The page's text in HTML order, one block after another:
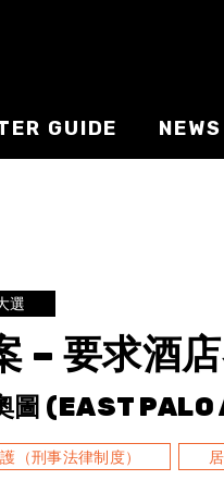
GUIDE
選
– 要求酒
圖 (EAST PALO
（刑事法律制度）